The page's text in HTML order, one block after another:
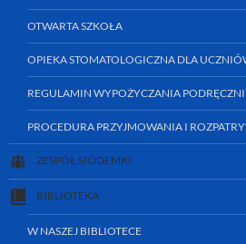
OTWARTA SZKOŁA
OPIEKA STOMATOLOGICZNA DLA
REGULAMIN WYPOŻYCZANIA
PROCEDURA PRZYJMOWANIA I
ZESPÓŁ SIÓDEMKI
BIBLIOTEKA
W NASZEJ BIBLIOTECE